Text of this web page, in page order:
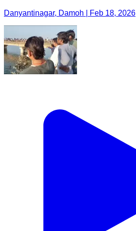
Danyantinagar, Damoh | Feb 18, 2026